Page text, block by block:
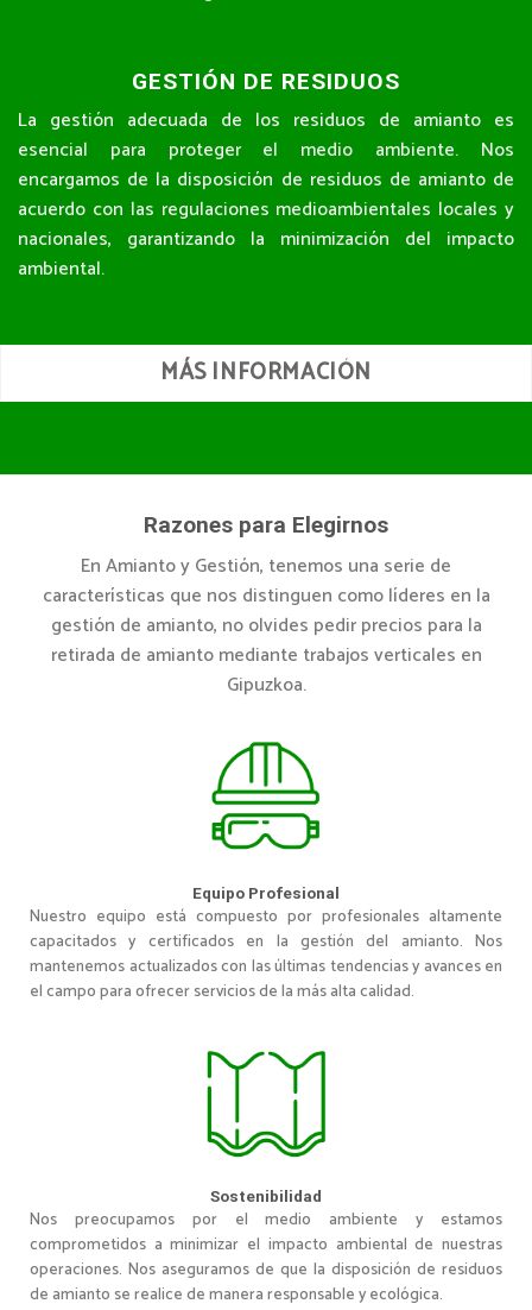
GESTIÓN DE RESIDUOS
La gestión adecuada de los residuos de amianto es
esencial para proteger el medio ambiente. Nos
encargamos de la disposición de residuos de amianto de
acuerdo con las regulaciones medioambientales locales y
nacionales, garantizando la minimización del impacto
ambiental.
MÁS INFORMACIÓN
Razones para Elegirnos
En Amianto y Gestión, tenemos una serie de
características que nos distinguen como líderes en la
gestión de amianto, no olvides pedir precios para la
retirada de amianto mediante trabajos verticales en
Gipuzkoa.
Equipo Profesional
Nuestro equipo está compuesto por profesionales altamente
capacitados y certificados en la gestión del amianto. Nos
mantenemos actualizados con las últimas tendencias y avances en
el campo para ofrecer servicios de la más alta calidad.
Sostenibilidad
Nos preocupamos por el medio ambiente y estamos
comprometidos a minimizar el impacto ambiental de nuestras
operaciones. Nos aseguramos de que la disposición de residuos
de amianto se realice de manera responsable y ecológica.